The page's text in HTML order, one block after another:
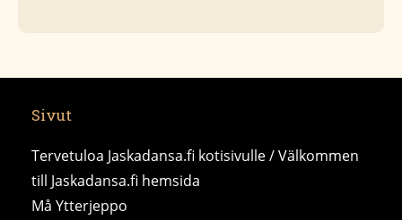
Sivut
Tervetuloa Jaskadansa.fi kotisivulle / Välkommen
till Jaskadansa.fi hemsida
Må Ytterjeppo